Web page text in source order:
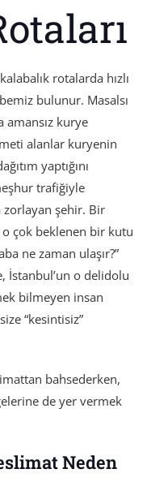
rotalarda hızlı
bulunur. Masalsı
kurye
alanlar kuryenin
yaptığını
trafiğiyle
zorlayan şehir. Bir
o çok beklenen bir kutu
ne zaman ulaşır?”
İstanbul’un o delidolu
bilmeyen insan
“kesintisiz”
bahsederken,
de yer vermek
Neden